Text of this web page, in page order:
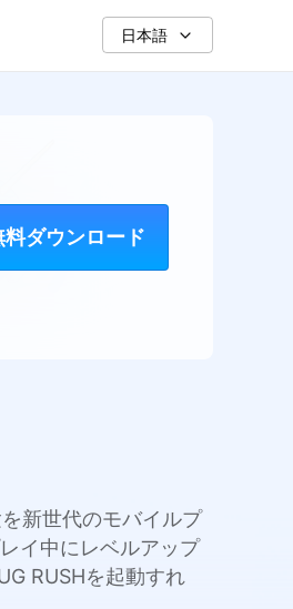
日本語
料ダウンロード
新世代のモバイルプ
イ中にレベルアップ
RUSHを起動すれ